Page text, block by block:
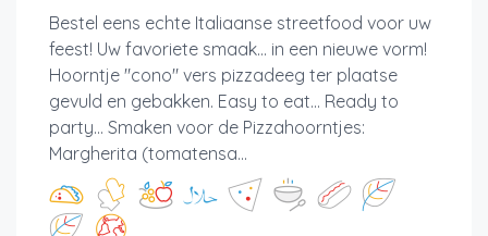
Bestel eens echte Italiaanse streetfood voor uw
feest! Uw favoriete smaak... in een nieuwe vorm!
Hoorntje "cono" vers pizzadeeg ter plaatse
gevuld en gebakken. Easy to eat... Ready to
party... Smaken voor de Pizzahoorntjes:
Margherita (tomatensa...